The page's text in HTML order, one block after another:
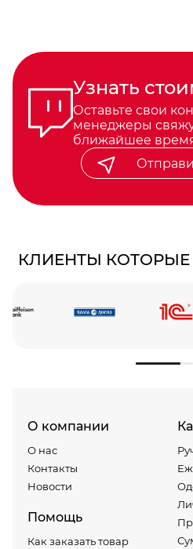
Узнать
Оставьте свои
менеджеры
ближайшее
КЛИЕНТЫ
О компании
О нас
Контакты
Новости
Помощь
Как заказать товар